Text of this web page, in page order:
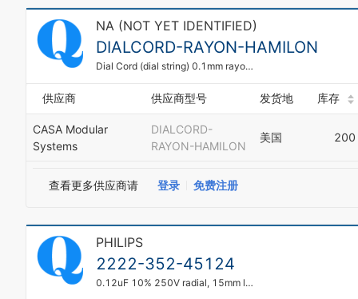
NA (NOT YET IDENTIFIED)
DIALCORD-RAYON-HAMILON
Dial Cord (dial string) 0.1mm rayon - sold per metre (5m miminum order)
供应商 供应商型号 发货地 库存
CASA Modular
Systems
DIALCORD-
RAYON-HAMILON
美国 200
查看更多供应商请 登录 免费注册
PHILIPS
2222-352-45124
0.12uF 10% 250V radial, 15mm long x 10 x 4mm + 24mm RAINBOW series CRIMPED leads